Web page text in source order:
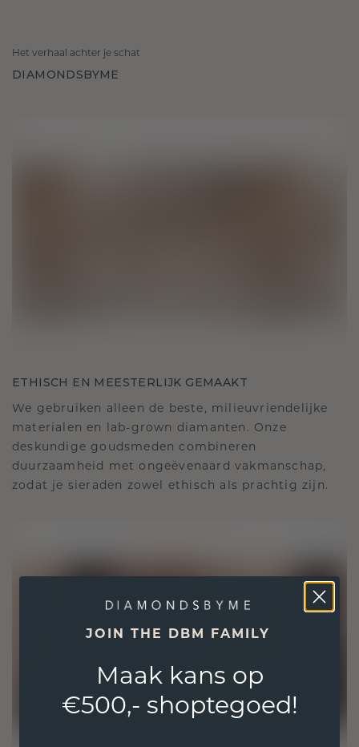
Het verhaal achter je schat
DIAMONDSBYME
ETHISCH EN MEESTERLIJK GEMAAKT
We gebruiken alleen de beste, milieuvriendelijke
materialen en lab-grown diamanten. Onze
deskundige goudsmeden combineren
duurzaamheid met ongeëvenaard vakmanschap,
zodat je sieraden zowel ethisch als prachtig zijn.
JOIN THE DBM FAMILY
Maak kans op
€500,- shoptegoed!